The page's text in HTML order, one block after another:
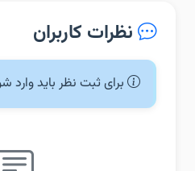
نظرات کاربران
برای ثبت نظر باید وارد